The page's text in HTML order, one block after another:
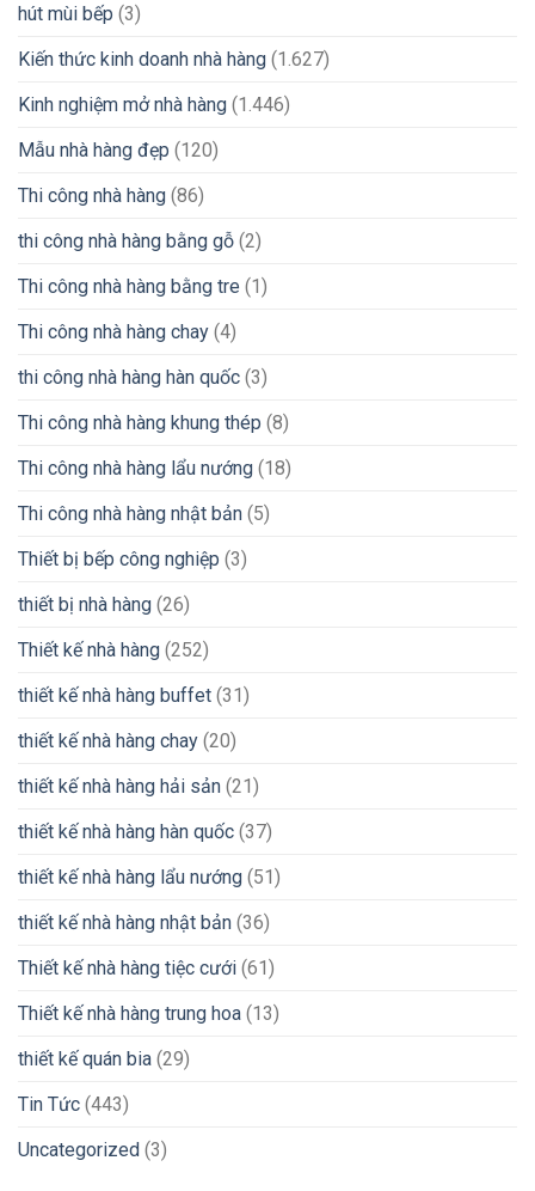
hút mùi bếp (3)
Kiến thức kinh doanh nhà hàng (1.627)
Kinh nghiệm mở nhà hàng (1.446)
Mẫu nhà hàng đẹp (120)
Thi công nhà hàng (86)
thi công nhà hàng bằng gỗ (2)
Thi công nhà hàng bằng tre (1)
Thi công nhà hàng chay (4)
thi công nhà hàng hàn quốc (3)
Thi công nhà hàng khung thép (8)
Thi công nhà hàng lẩu nướng (18)
Thi công nhà hàng nhật bản (5)
Thiết bị bếp công nghiệp (3)
thiết bị nhà hàng (26)
Thiết kế nhà hàng (252)
thiết kế nhà hàng buffet (31)
thiết kế nhà hàng chay (20)
thiết kế nhà hàng hải sản (21)
thiết kế nhà hàng hàn quốc (37)
thiết kế nhà hàng lẩu nướng (51)
thiết kế nhà hàng nhật bản (36)
Thiết kế nhà hàng tiệc cưới (61)
Thiết kế nhà hàng trung hoa (13)
thiết kế quán bia (29)
Tin Tức (443)
Uncategorized (3)